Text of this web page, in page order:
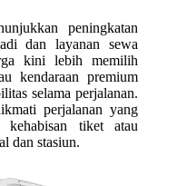
peningkatan
dan layanan sewa
kini lebih memilih
kendaraan premium
selama perjalanan.
perjalanan yang
tiket atau
dan stasiun.